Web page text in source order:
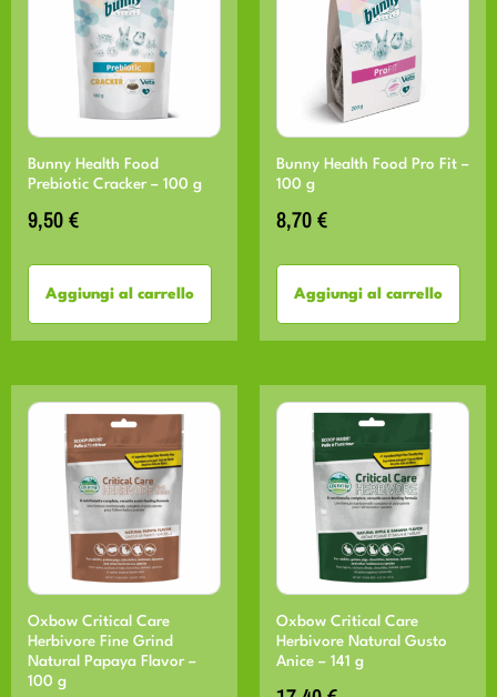
Bunny Health Food
Prebiotic Cracker – 100 g
9,50€
Aggiungi al carrello
Bunny Health Food Pro Fit –
100 g
8,70€
Aggiungi al carrello
Oxbow Critical Care
Herbivore Fine Grind
Natural Papaya Flavor –
100 g
Oxbow Critical Care
Herbivore Natural Gusto
Anice – 141 g